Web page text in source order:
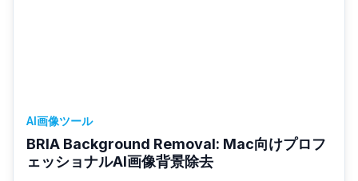
AI画像ツール
BRIA Background Removal: Mac向けプロフ
ェッショナルAI画像背景除去